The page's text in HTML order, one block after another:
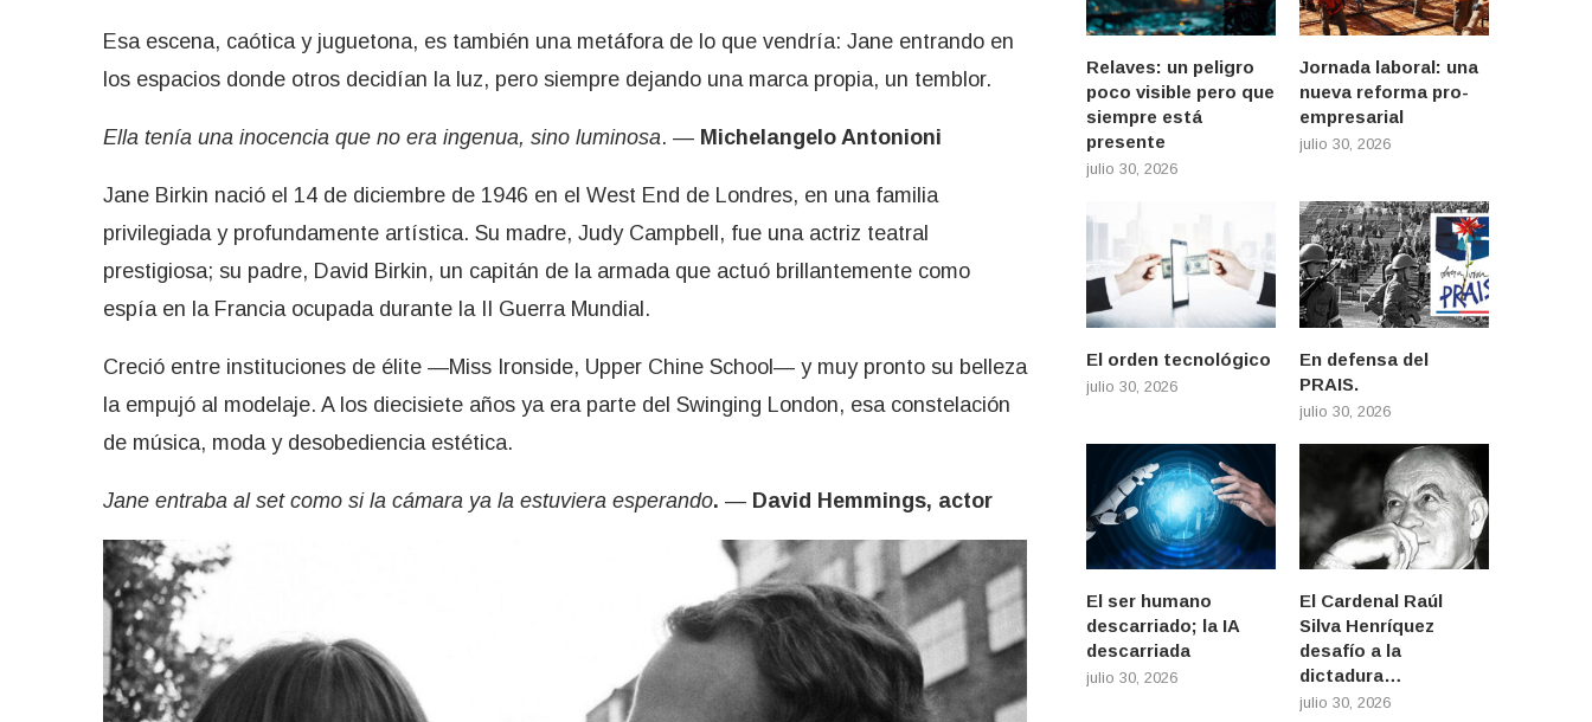
Esa escena, caótica y juguetona, es también una metáfora de lo que vendría: Jane entrando en
los espacios donde otros decidían la luz, pero siempre dejando una marca propia, un temblor.
Ella tenía una inocencia que no era ingenua, sino luminosa. — Michelangelo Antonioni
Jane Birkin nació el 14 de diciembre de 1946 en el West End de Londres, en una familia
privilegiada y profundamente artística. Su madre, Judy Campbell, fue una actriz teatral
prestigiosa; su padre, David Birkin, un capitán de la armada que actuó brillantemente como
espía en la Francia ocupada durante la II Guerra Mundial.
Creció entre instituciones de élite —Miss Ironside, Upper Chine School— y muy pronto su belleza
la empujó al modelaje. A los diecisiete años ya era parte del Swinging London, esa constelación
de música, moda y desobediencia estética.
Jane entraba al set como si la cámara ya la estuviera esperando. — David Hemmings, actor
Relaves: un peligro
poco visible pero que
siempre está
presente
julio 30, 2026
Jornada laboral: una
nueva reforma pro-
empresarial
julio 30, 2026
El orden tecnológico
julio 30, 2026
En defensa del
PRAIS.
julio 30, 2026
El ser humano
descarriado; la IA
descarriada
julio 30, 2026
El Cardenal Raúl
Silva Henríquez
desafío a la
dictadura…
julio 30, 2026